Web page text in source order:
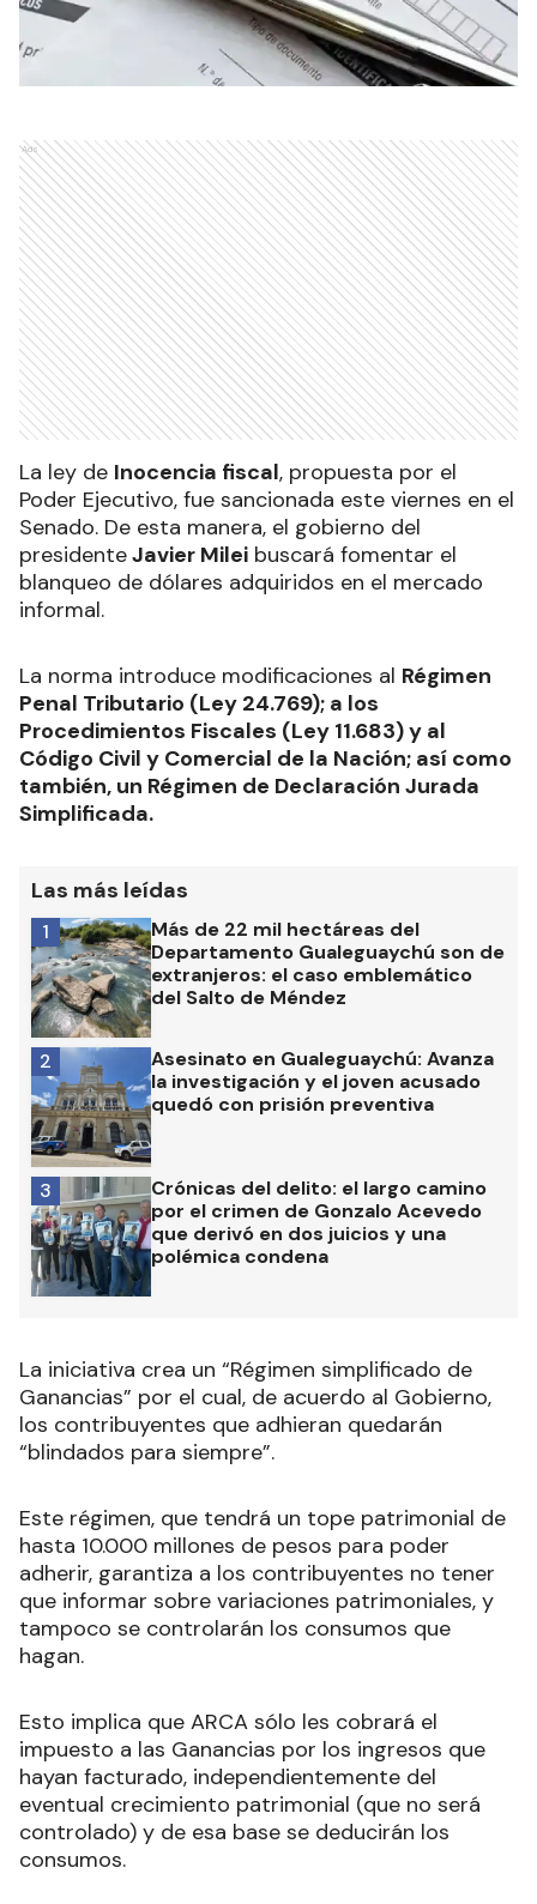
Ads
La ley de Inocencia fiscal, propuesta por el
Poder Ejecutivo, fue sancionada este viernes en el
Senado. De esta manera, el gobierno del
presidenteJavier Milei buscará fomentar el
blanqueo de dólares adquiridos en el mercado
informal.
La norma introduce modificaciones al Régimen
Penal Tributario (Ley 24.769); a los
Procedimientos Fiscales (Ley 11.683) y al
Código Civil y Comercial de la Nación; así como
también, un Régimen de Declaración Jurada
Simplificada.
Las más leídas
Más de 22 mil hectáreas del
Departamento Gualeguaychú son de
extranjeros: el caso emblemático
del Salto de Méndez
1
Asesinato en Gualeguaychú: Avanza
la investigación y el joven acusado
quedó con prisión preventiva
2
Crónicas del delito: el largo camino
por el crimen de Gonzalo Acevedo
que derivó en dos juicios y una
polémica condena
3
La iniciativa crea un “Régimen simplificado de
Ganancias” por el cual, de acuerdo al Gobierno,
los contribuyentes que adhieran quedarán
“blindados para siempre”.
Este régimen, que tendrá un tope patrimonial de
hasta 10.000 millones de pesos para poder
adherir, garantiza a los contribuyentes no tener
que informar sobre variaciones patrimoniales, y
tampoco se controlarán los consumos que
hagan.
Esto implica que ARCA sólo les cobrará el
impuesto a las Ganancias por los ingresos que
hayan facturado, independientemente del
eventual crecimiento patrimonial (que no será
controlado) y de esa base se deducirán los
consumos.